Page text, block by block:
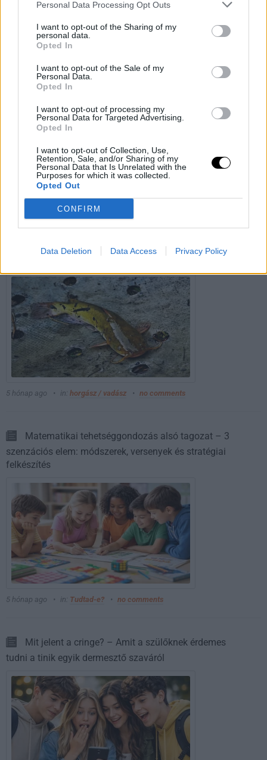
Personal Data Processing Opt Outs
I want to opt-out of the Sharing of my
personal data.
Opted In
I want to opt-out of the Sale of my
Personal Data.
Opted In
I want to opt-out of processing my
Personal Data for Targeted Advertising.
Opted In
I want to opt-out of Collection, Use,
Retention, Sale, and/or Sharing of my
Personal Data that Is Unrelated with the
Purposes for which it was collected.
Opted Out
CONFIRM
Data Deletion Data Access Privacy Policy
Harcsa tilalom 2026 – mikor, miért és hogyan védi
a szabályozás a kapitális ragadozót?
5 hónap ago in:horgász / vadász
Törpeharcsa tisztítás lépésről lépésre – így lesz a
5 lépés alatt a nyálkás halból lenyűgöző szálkamentes
5 hónap ago in: horgász / vadász no comments
Matematikai tehetséggondozás alsó tagozat – 3
szenzációs elem: módszerek, versenyek és stratégiai
felkészítés
5 hónap ago in: Tudtad-e? no comments
Mit jelent a cringe? – Amit a szülőknek érdemes
tudni a tinik egyik dermesztő szaváról